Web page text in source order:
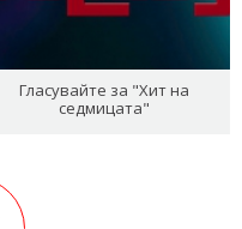
Гласувайте за "Хит на
седмицата"